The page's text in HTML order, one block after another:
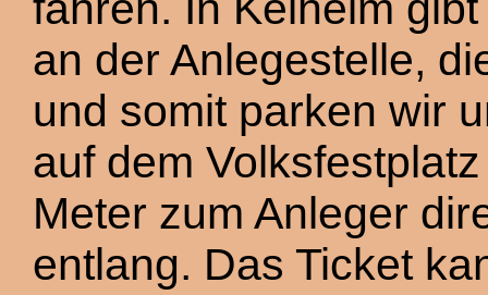
an der Anlegestelle,
und somit parken wir
auf dem
Meter zum Anleger
entlang. Das Ticket